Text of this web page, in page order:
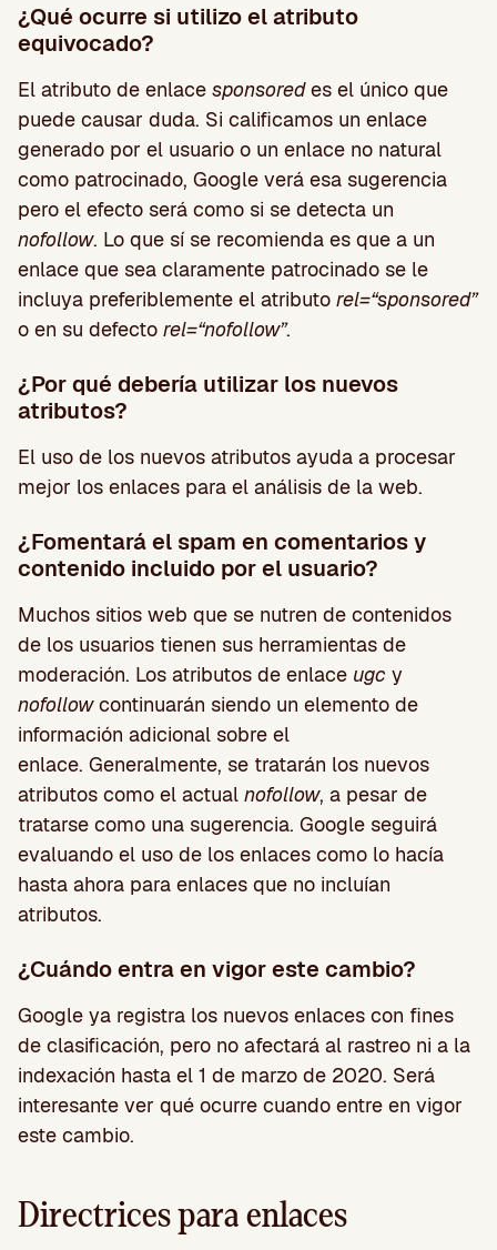
¿Qué ocurre si utilizo el atributo
equivocado?
El atributo de enlace sponsoredes el único que
puede causar duda. Si calificamos un enlace
generado por el usuario o un enlace no natural
como patrocinado, Google verá esa sugerencia
pero el efecto será como si se detecta un
nofollow. Lo que sí se recomienda es que a un
enlace que sea claramente patrocinado se le
incluya preferiblemente el atributo rel=“sponsored”
o en su defecto rel=“nofollow”.
¿Por qué debería utilizar los nuevos
atributos?
El uso de los nuevos atributos ayuda a procesar
mejor los enlaces para el análisis de la web.
¿Fomentará el spam en comentarios y
contenido incluido por el usuario?
Muchos sitios web que se nutren de contenidos
de los usuarios tienen sus herramientas de
moderación. Los atributos de enlace ugc y
nofollowcontinuarán siendo un elemento de
información adicional sobre el
enlace. Generalmente, se tratarán los nuevos
atributos como el actual nofollow, a pesar de
tratarse como una sugerencia. Google seguirá
evaluando el uso de los enlaces como lo hacía
hasta ahora para enlaces que no incluían
atributos.
¿Cuándo entra en vigor este cambio?
Google ya registra los nuevos enlaces con fines
de clasificación, pero no afectará al rastreo ni a la
indexación hasta el 1 de marzo de 2020. Será
interesante ver qué ocurre cuando entre en vigor
este cambio.
Directrices para enlaces